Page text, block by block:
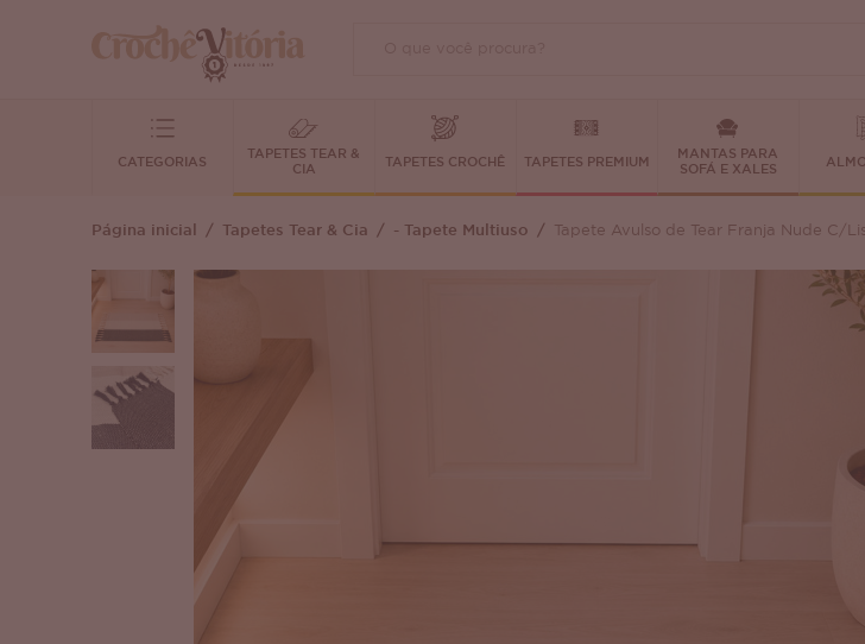
CATEGORIAS
TAPETES TEAR &
CIA
TAPETES CROCHÊ TAPETES PREMIUM
MANTAS PARA
SOFÁ E XALES
Página inicial Tapetes Tear & Cia - Tapete Multiuso Tapete Avulso de Tear Franja Nude C/